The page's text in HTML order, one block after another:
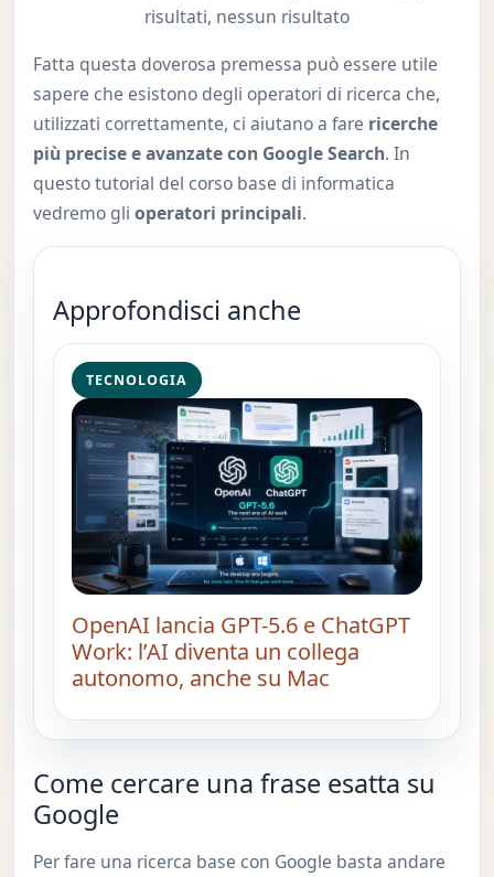
risultati, nessun risultato
Fatta questa doverosa premessa può essere utile
sapere che esistono degli operatori di ricerca che,
utilizzati correttamente, ci aiutano a fare ricerche
più precise e avanzate con Google Search. In
questo tutorial del corso base di informatica
vedremo gli operatori principali.
Approfondisci anche
TECNOLOGIA
OpenAI lancia GPT-5.6 e ChatGPT
Work: l’AI diventa un collega
autonomo, anche su Mac
Come cercare una frase esatta su
Google
Per fare una ricerca base con Google basta andare